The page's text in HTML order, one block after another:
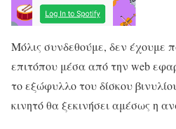
Μόλις συνδεθούμε, δεν έχουμε
επιτόπου μέσα από την web
το εξώφυλλο του δίσκου
κινητό θα ξεκινήσει αμέσως η